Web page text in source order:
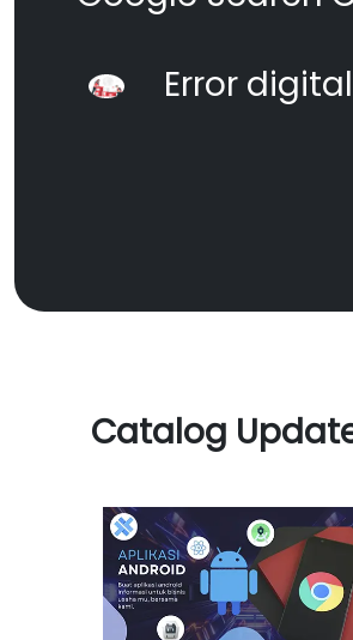
Error
Catalog